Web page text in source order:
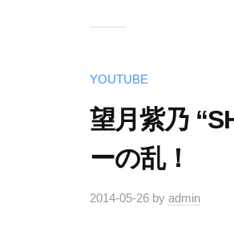
YOUTUBE
望月紫乃
ーの乱！
2014-05-26 by admin